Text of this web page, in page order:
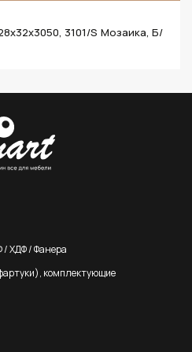
3101/S Мозаика, Б/
ХДФ / Фанера
комплектующие